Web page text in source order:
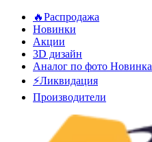
🔥Распродажа
Новинки
Акции
3D дизайн
Аналог по фото Новинка
⚡Ликвидация
Производители